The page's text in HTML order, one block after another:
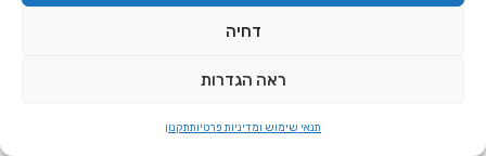
דחיה
ראה הגדרות
תנאי שימוש ומדיניות פרטיותתקנון
הנהלת האתר 5,933
כל מה שצריך לדעת על תקשור. מה זה תקשור? מה מותר מה אסור זה נכון לא